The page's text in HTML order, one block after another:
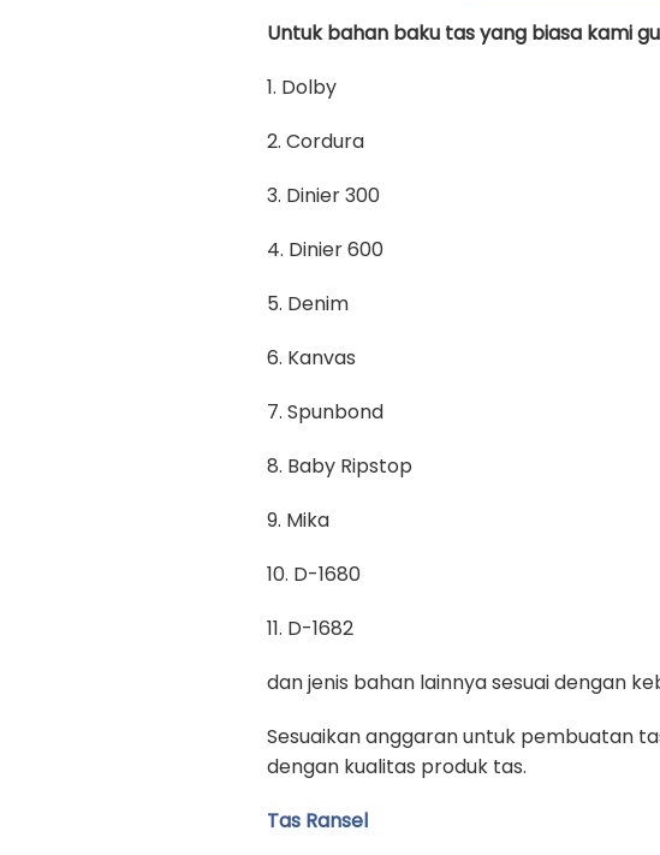
Untuk bahan baku tas yang biasa kami
1. Dolby
2. Cordura
3. Dinier 300
4. Dinier 600
5. Denim
6. Kanvas
7. Spunbond
8. Baby Ripstop
9. Mika
10. D-1680
11. D-1682
dan jenis bahan lainnya sesuai dengan
Sesuaikan anggaran untuk pembuatan
dengan kualitas produk tas.
Tas Ransel